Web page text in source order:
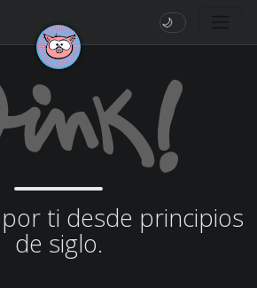
🌙
ti desde principios
de siglo.